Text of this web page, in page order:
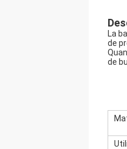
La
de
de